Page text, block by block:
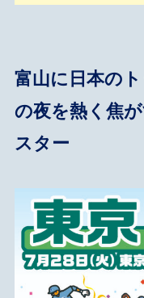
富山に日本の
の夜を熱く焦
スター